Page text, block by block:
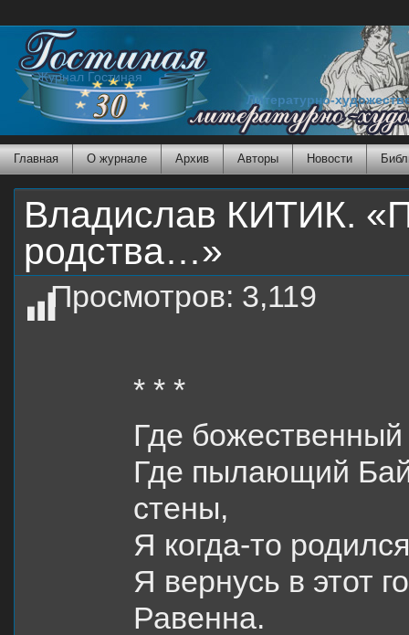
Журнал Гостиная
Литературно-
Главная О журнале Архив Авторы Новости
Владислав КИТИК.
родства…»
Просмотров: 3,119
* * *
Где
Где пылающий
стены,
Я когда-то
Я вернусь в этот
Равенна.